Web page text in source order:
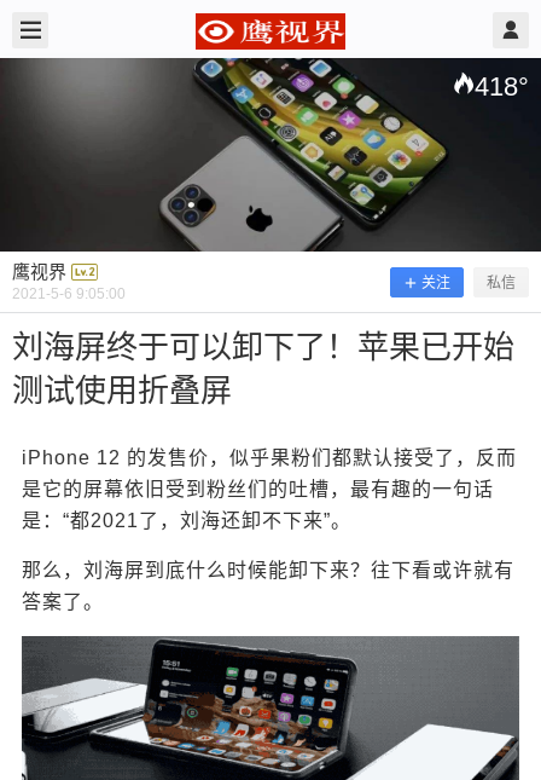
418°
鹰视界
2021-5-6 9:05:00
关注 私信
刘海屏终于可以卸下了！苹果已开始
测试使用折叠屏
iPhone 12 的发售价，似乎果粉们都默认接受了，反而
是它的屏幕依旧受到粉丝们的吐槽，最有趣的一句话
是：“都2021了，刘海还卸不下来”。
那么，刘海屏到底什么时候能卸下来？往下看或许就有
答案了。
鹰视界 @ 鹰视界 2021/5/06
刘海屏终于可以卸下了！苹果已开始测
试使用折叠屏
iPhone 12 的发售价，似乎果粉们都默认接受了，
反而是它的屏幕依旧受到粉丝们的吐槽，最有趣的
一句话是：“都2021了，刘海还卸不下来”。 那么，
刘海屏到底什么时候能卸下来？往下看或许就有答
案了。 其实，大家对于折叠屏手机并不陌生，华
为、三星主导的超高端系列产品也都出了好几代折
叠屏手机，其他安卓厂商也在研发属于自己的高端
折叠屏机型。 苹果公司作为智能手机领域的老大
哥，一直都走在技术的前沿，对于折叠屏并不是没
扫描二维码继续阅读